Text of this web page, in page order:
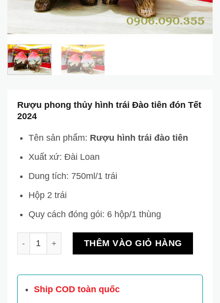
Rượu phong thủy hình trái Đào tiên đón Tết
2024
Tên sản phẩm: Rượu hình trái đào tiên
Xuất xứ: Đài Loan
Dung tích: 750ml/1 trái
Hộp 2 trái
Quy cách đóng gói: 6 hộp/1 thùng
Rượu phong thủy hình trái Đào tiên đón Tết 2024 số
THÊM VÀO GIỎ HÀNG
Ship COD toàn quốc